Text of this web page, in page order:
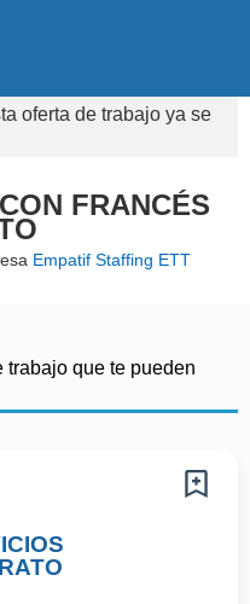
oferta de trabajo ya se
FRANCÉS
Empatif Staffing ETT
trabajo que te pueden